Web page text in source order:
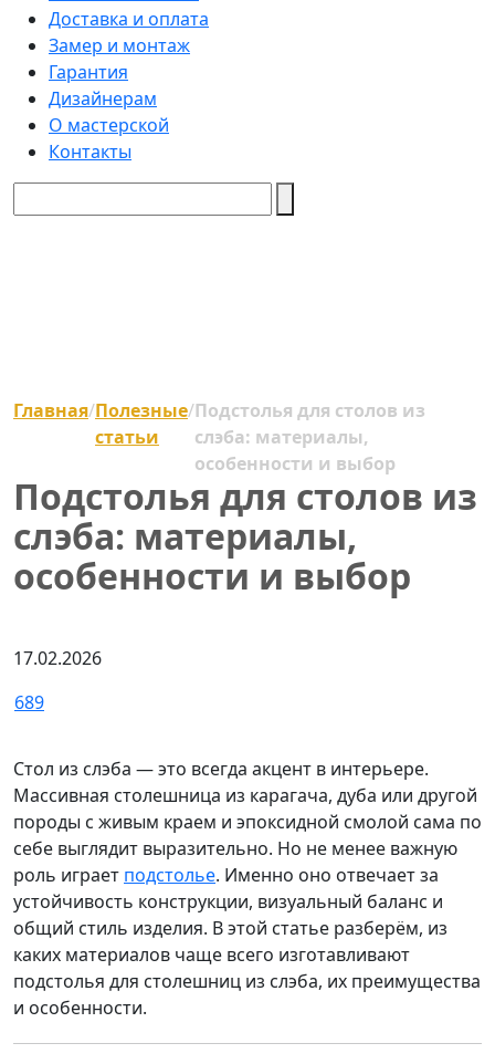
Доставка и оплата
Замер и монтаж
Гарантия
Дизайнерам
О мастерской
Контакты
Главная/Полезные
статьи
/Подстолья для столов из
слэба: материалы,
особенности и выбор
Подстолья для столов из
слэба: материалы,
особенности и выбор
17.02.2026
689
Стол из слэба — это всегда акцент в интерьере.
Массивная столешница из карагача, дуба или другой
породы с живым краем и эпоксидной смолой сама по
себе выглядит выразительно. Но не менее важную
роль играет подстолье. Именно оно отвечает за
устойчивость конструкции, визуальный баланс и
общий стиль изделия. В этой статье разберём, из
каких материалов чаще всего изготавливают
подстолья для столешниц из слэба, их преимущества
и особенности.